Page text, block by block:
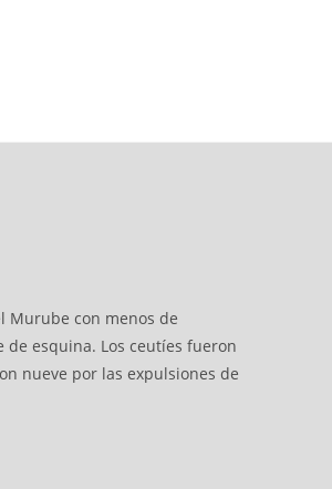
Murube con menos de
de esquina. Los ceutíes fueron
nueve por las expulsiones de